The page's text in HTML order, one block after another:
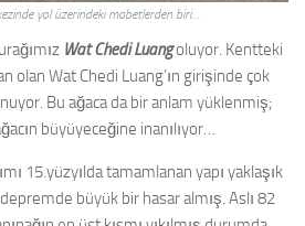
yol üzerindeki mabetlerden biri…
Wat Chedi Luangoluyor. Kentteki
olan Wat Chedi Luang’ın girişinde çok
Bu ağaca da bir anlam yüklenmiş;
büyüyeceğine inanılıyor…
15.yüzyılda tamamlanan yapı yaklaşık
büyük bir hasar almış. Aslı 82